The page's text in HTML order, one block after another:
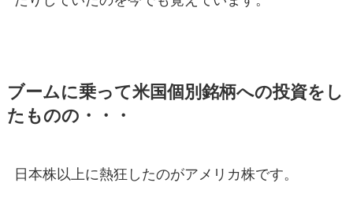
ブームに乗って米国個別銘柄への投資をし
たものの・・・
日本株以上に熱狂したのがアメリカ株です。